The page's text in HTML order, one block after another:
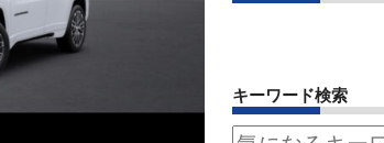
キーワード検索